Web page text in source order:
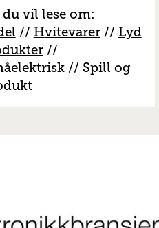
vil lese om:
// Hvitevarer// Lyd
//
// Spill og